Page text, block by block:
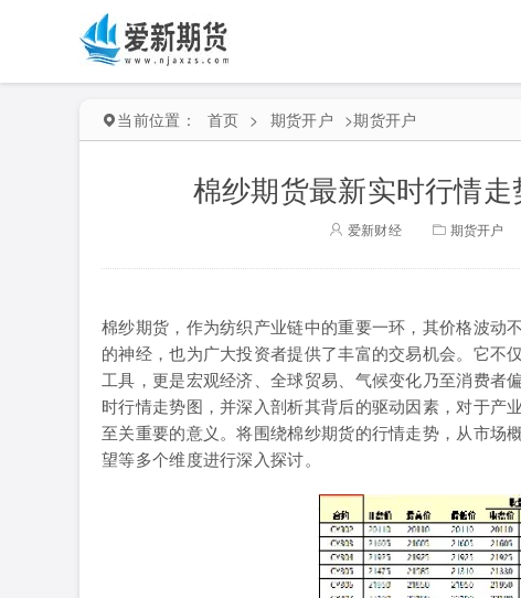
当前位置： 首页 > 期货开户 >期货开户
棉纱期货最新实时行情
爱新财经 期货开户
棉纱期货，作为纺织产业链中的重要一环，其价格波动
的神经，也为广大投资者提供了丰富的交易机会。它不
工具，更是宏观经济、全球贸易、气候变化乃至消费者
时行情走势图，并深入剖析其背后的驱动因素，对于产
至关重要的意义。将围绕棉纱期货的行情走势，从市场
望等多个维度进行深入探讨。